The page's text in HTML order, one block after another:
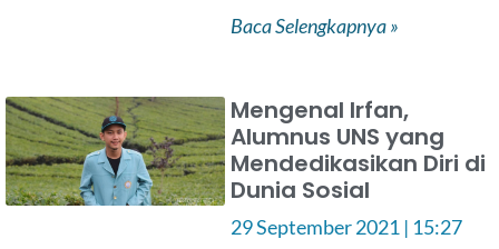
Baca Selengkapnya »
Mengenal Irfan,
Alumnus UNS yang
Mendedikasikan Diri di
Dunia Sosial
29 September 2021 15:27